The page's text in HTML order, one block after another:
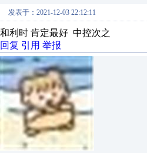
发表于：2021-12-03 22:12:11
和利时 肯定最好 中控次之
回复 引用 举报